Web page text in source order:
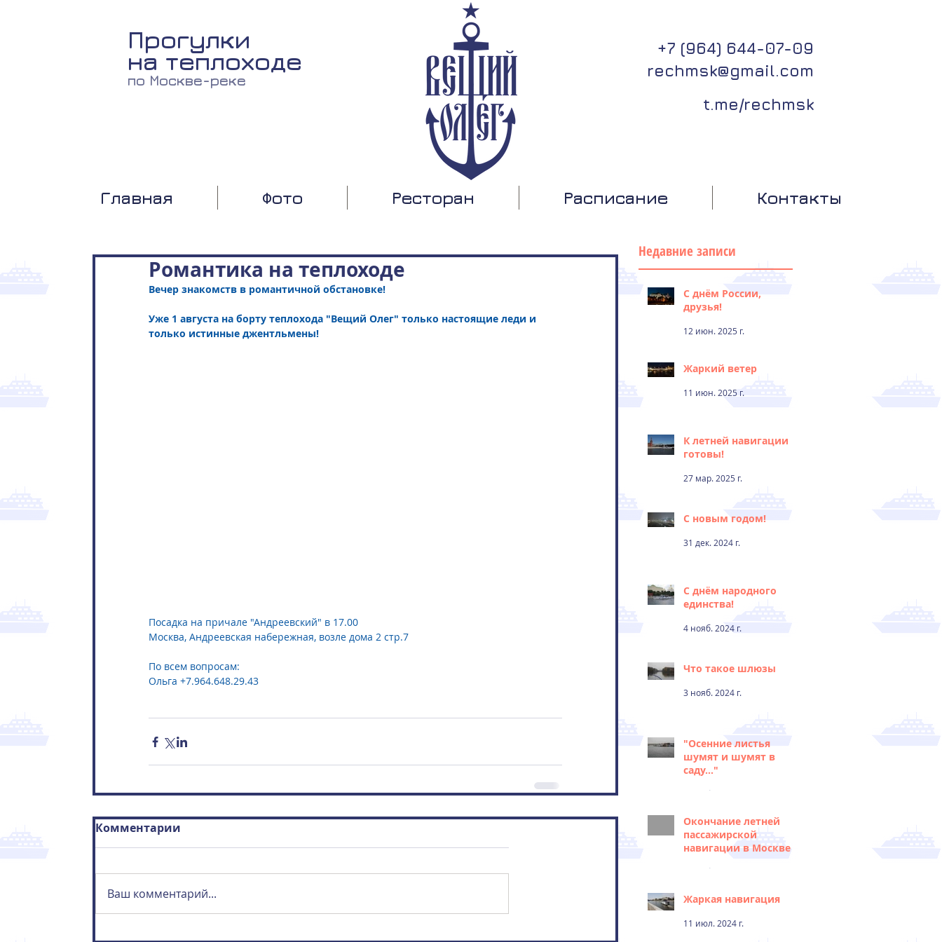
Прогулки
на теплоходе
по Москве-реке
+7 (964) 644-07-09
rechmsk@gmail.com
t.me/rechmsk
Главная Фото Ресторан Расписание Контакты
Романтика на теплоходе
Вечер знакомств в романтичной обстановке!
Уже 1 августа на борту теплохода "Вещий Олег" только настоящие леди и
только истинные джентльмены!
Посадка на причале "Андреевский" в 17.00
Москва, Андреевская набережная, возле дома 2 стр.7
По всем вопросам:
Ольга +7.964.648.29.43
Комментарии
Ваш комментарий...
Недавние записи
С днём России,
друзья!
12 июн. 2025 г.
Жаркий ветер
11 июн. 2025 г.
К летней навигации
готовы!
27 мар. 2025 г.
С новым годом!
31 дек. 2024 г.
С днём народного
единства!
4 нояб. 2024 г.
Что такое шлюзы
3 нояб. 2024 г.
"Осенние листья
шумят и шумят в
саду..."
2 нояб. 2024 г.
Окончание летней
пассажирской
навигации в Москве
1 нояб. 2024 г.
Жаркая навигация
11 июл. 2024 г.